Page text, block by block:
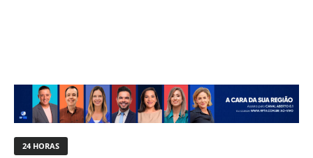
24 HORAS